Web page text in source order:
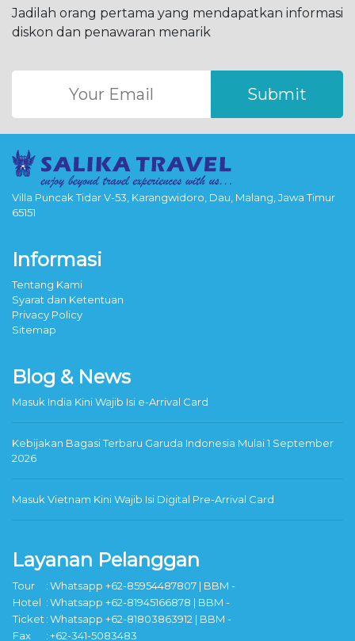
Jadilah orang pertama yang mendapatkan informasi
diskon dan penawaran menarik
Submit
Villa Puncak Tidar V-53, Karangwidoro, Dau, Malang, Jawa Timur
65151
Informasi
Tentang Kami
Syarat dan Ketentuan
Privacy Policy
Sitemap
Blog & News
Masuk India Kini Wajib Isi e-Arrival Card
Kebijakan Bagasi Terbaru Garuda Indonesia Mulai 1 September
2026
Masuk Vietnam Kini Wajib Isi Digital Pre-Arrival Card
Layanan Pelanggan
Tour :Whatsapp +62-85954487807 | BBM -
Hotel :Whatsapp +62-81945166878 | BBM -
Ticket:Whatsapp +62-81803863912 | BBM -
Fax
:+62-341-5083483